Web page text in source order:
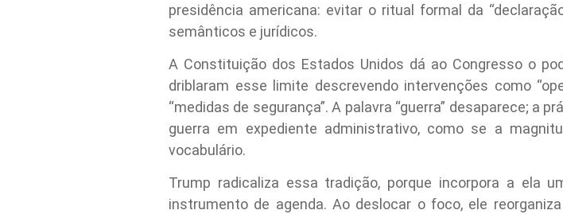
presidência americana: evitar o ritual formal da
semânticos e jurídicos.
A Constituição dos Estados Unidos dá ao Congresso o
driblaram esse limite descrevendo intervenções como
“medidas de segurança”. A palavra “guerra” desaparece; a
guerra em expediente administrativo, como se a
vocabulário.
Trump radicaliza essa tradição, porque incorpora a ela
instrumento de agenda. Ao deslocar o foco, ele